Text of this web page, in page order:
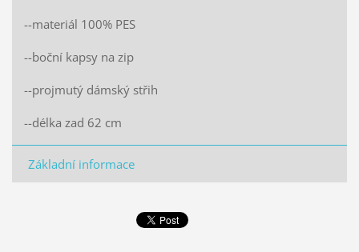
--materiál 100% PES
--boční kapsy na zip
--projmutý dámský střih
--délka zad 62 cm
Základní informace